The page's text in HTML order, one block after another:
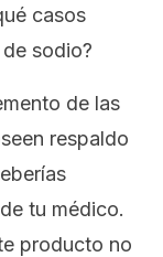
casos
sodio?
de las
respaldo
tu médico.
producto no